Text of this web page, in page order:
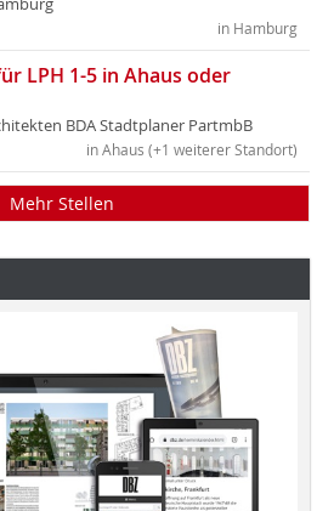
in Hamburg
LPH 1-5 in Ahaus oder
BDA Stadtplaner PartmbB
in Ahaus (+1 weiterer Standort)
Mehr Stellen